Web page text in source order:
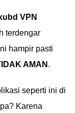
VPN
terdengar
hampir pasti
AMAN .
seperti ini di
Karena